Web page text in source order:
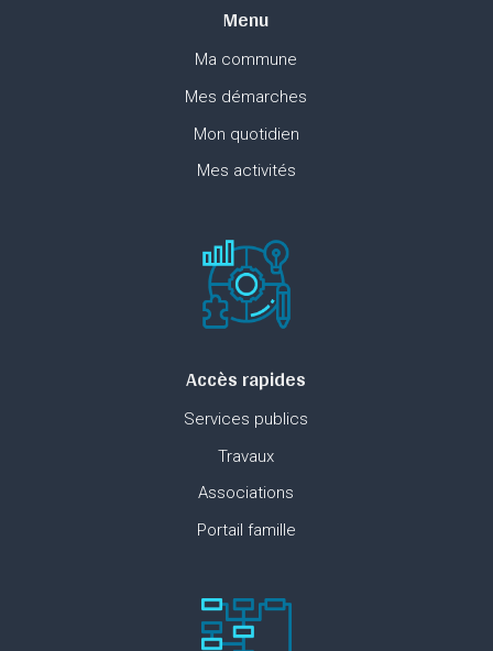
Menu
Ma commune
Mes démarches
Mon quotidien
Mes activités
Accès rapides
Services publics
Travaux
Associations
Portail famille